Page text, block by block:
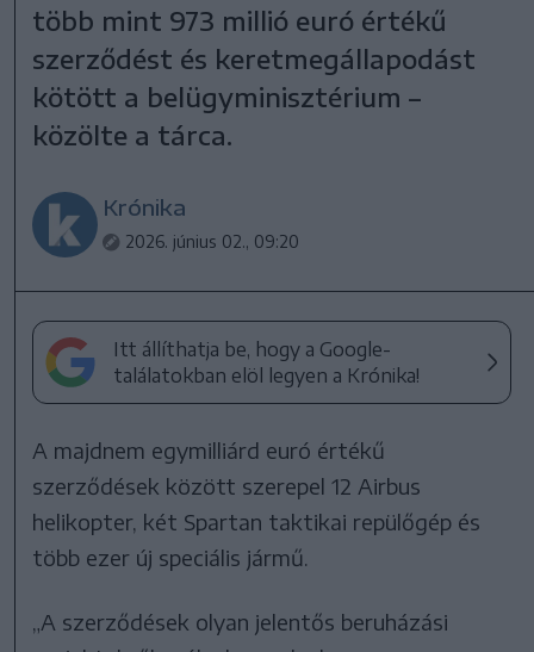
több mint 973 millió euró értékű
szerződést és keretmegállapodást
kötött a belügyminisztérium –
közölte a tárca.
Krónika
2026. június 02., 09:20
Itt állíthatja be, hogy a Google-
találatokban elöl legyen a Krónika!
A majdnem egymilliárd euró értékű
szerződések között szerepel 12 Airbus
helikopter, két Spartan taktikai repülőgép és
több ezer új speciális jármű.
„A szerződések olyan jelentős beruházási